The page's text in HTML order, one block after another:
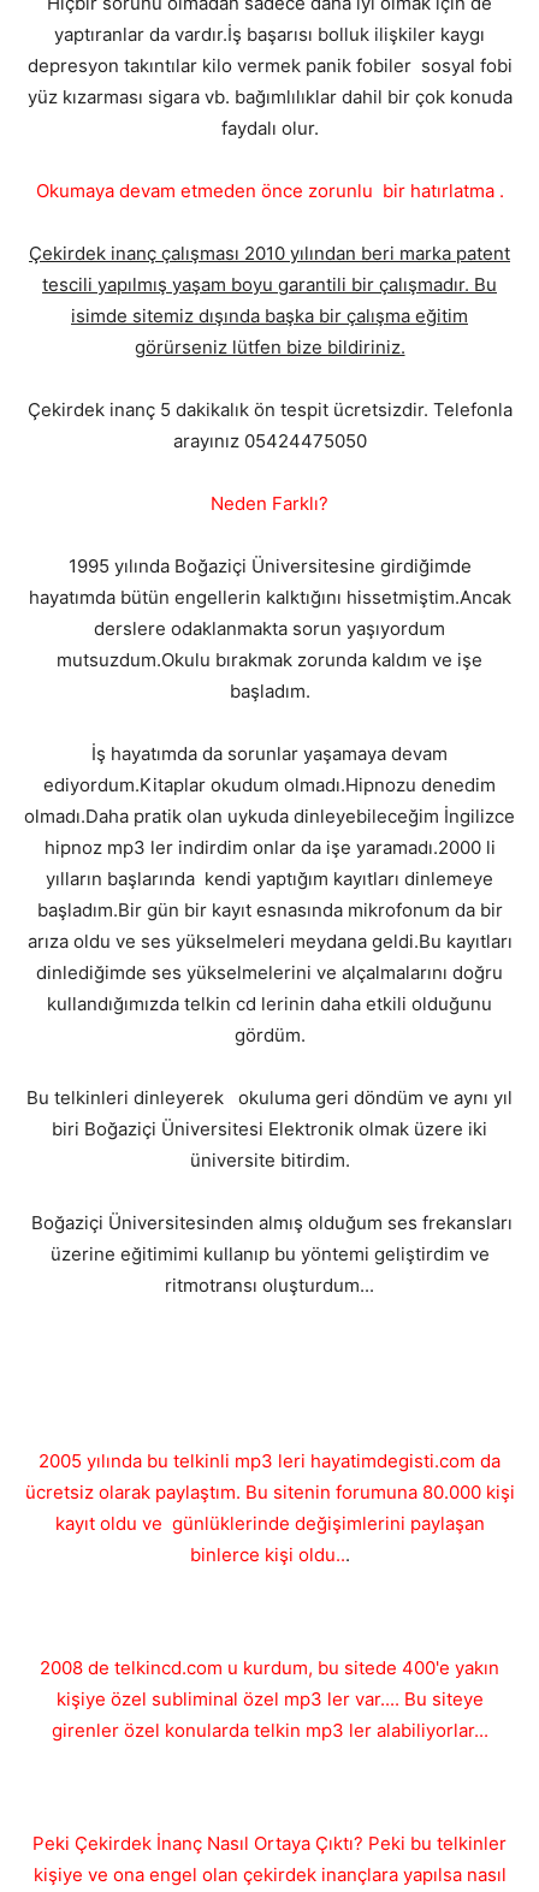
yaptıranlar da vardır.İş başarısı bolluk ilişkiler kaygı
depresyon takıntılar kilo vermek panik fobiler sosyal fobi
yüz kızarması sigara vb. bağımlılıklar dahil bir çok konuda
faydalı olur.
Okumaya devam etmeden önce zorunlu bir hatırlatma .
Çekirdek inanç çalışması 2010 yılından beri marka patent
tescili yapılmış yaşam boyu garantili bir çalışmadır. Bu
isimde sitemiz dışında başka bir çalışma eğitim
görürseniz lütfen bize bildiriniz.
Çekirdek inanç 5 dakikalık ön tespit ücretsizdir. Telefonla
arayınız 05424475050
Neden Farklı?
1995 yılında Boğaziçi Üniversitesine girdiğimde
hayatımda bütün engellerin kalktığını hissetmiştim.Ancak
derslere odaklanmakta sorun yaşıyordum
mutsuzdum.Okulu bırakmak zorunda kaldım ve işe
başladım.
İş hayatımda da sorunlar yaşamaya devam
ediyordum.Kitaplar okudum olmadı.Hipnozu denedim
olmadı.Daha pratik olan uykuda dinleyebileceğim İngilizce
hipnoz mp3 ler indirdim onlar da işe yaramadı.2000 li
yılların başlarında kendi yaptığım kayıtları dinlemeye
başladım.Bir gün bir kayıt esnasında mikrofonum da bir
arıza oldu ve ses yükselmeleri meydana geldi.Bu kayıtları
dinlediğimde ses yükselmelerini ve alçalmalarını doğru
kullandığımızda telkin cd lerinin daha etkili olduğunu
gördüm.
Bu telkinleri dinleyerek okuluma geri döndüm ve aynı yıl
biri Boğaziçi Üniversitesi Elektronik olmak üzere iki
üniversite bitirdim.
Boğaziçi Üniversitesinden almış olduğum ses frekansları
üzerine eğitimimi kullanıp bu yöntemi geliştirdim ve
ritmotransı oluşturdum...
2005 yılında bu telkinli mp3 leri hayatimdegisti.com da
ücretsiz olarak paylaştım. Bu sitenin forumuna 80.000 kişi
kayıt oldu ve günlüklerinde değişimlerini paylaşan
binlerce kişi oldu...
2008 de telkincd.com u kurdum, bu sitede 400'e yakın
kişiye özel subliminal özel mp3 ler var.... Bu siteye
girenler özel konularda telkin mp3 ler alabiliyorlar...
Peki Çekirdek İnanç Nasıl Ortaya Çıktı? Peki bu telkinler
kişiye ve ona engel olan çekirdek inançlara yapılsa nasıl